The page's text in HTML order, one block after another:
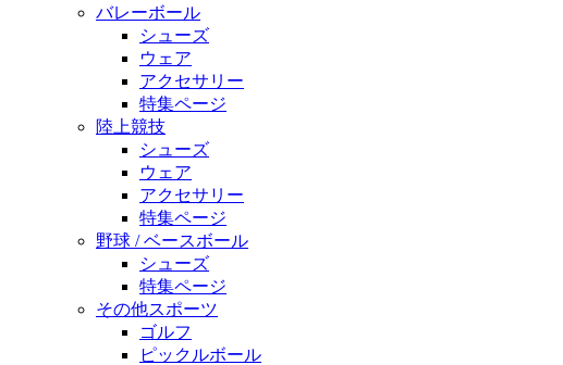
バレーボール
シューズ
ウェア
アクセサリー
特集ページ
陸上競技
シューズ
ウェア
アクセサリー
特集ページ
野球 / ベースボール
シューズ
特集ページ
その他スポーツ
ゴルフ
ピックルボール